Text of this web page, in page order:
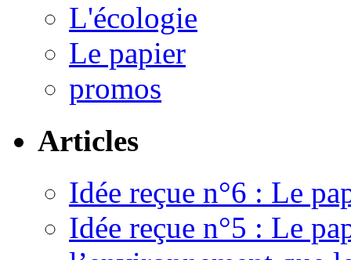
L'écologie
Le papier
promos
Articles
Idée reçue n°6 : Le
Idée reçue n°5 : Le